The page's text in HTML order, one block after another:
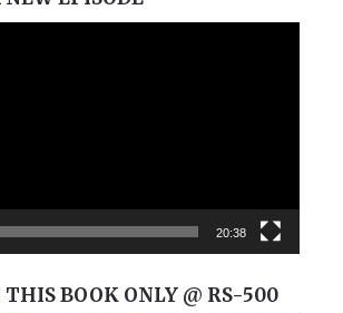
20:38
THIS BOOK ONLY @ RS-500